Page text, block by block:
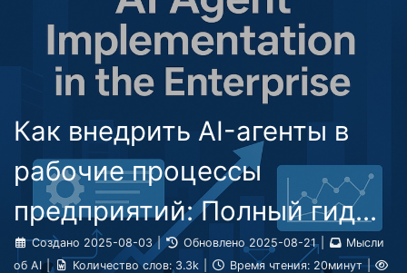
Путь к Трансформации с ИИ
Главная Архивы Теги
Категории Ссылки Онас 🇷🇺 Русский
Как внедрить AI-агенты в
рабочие процессы
предприятий: Полный гид
по внедрению в 2025 году —
Создано 2025-08-03 | Обновлено 2025-08-21
Мысли
об AI | Количество слов: 3.3k Время чтения: 20минут |